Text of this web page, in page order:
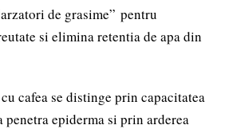
de grasime” pentru
si elimina retentia de apa din
cafea se distinge prin capacitatea
epiderma si prin arderea